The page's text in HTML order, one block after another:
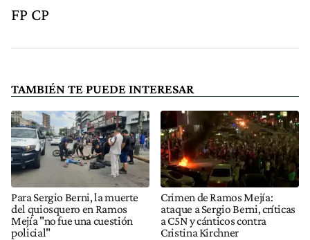
FP CP
TAMBIÉN TE PUEDE INTERESAR
Para Sergio Berni, la muerte
del quiosquero en Ramos
Mejía "no fue una cuestión
policial"
Crimen de Ramos Mejía:
ataque a Sergio Berni, críticas
a C5N y cánticos contra
Cristina Kirchner